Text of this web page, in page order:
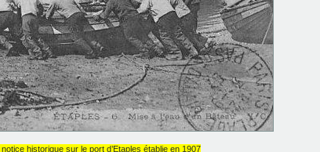
historique sur le port d’Etaples établie en 1907